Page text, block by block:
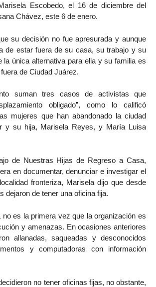
Escobedo, el 16 de diciembre del
Chávez, este 6 de enero.
su decisión no fue apresurada y aunque
de estar fuera de su casa, su trabajo y su
la única alternativa para ella y su familia es
de Ciudad Juárez.
suman tres casos de activistas que
obligado”, como lo calificó
mujeres que han abandonado la ciudad
y su hija, Marisela Reyes, y María Luisa
de Nuestras Hijas de Regreso a Casa,
en documentar, denunciar e investigar el
fronteriza, Marisela dijo que desde
dejaron de tener una oficina fija.
no es la primera vez que la organización es
y amenazas. En ocasiones anteriores
allanadas, saqueadas y desconocidos
y computadoras con información
no tener oficinas fijas, no obstante,